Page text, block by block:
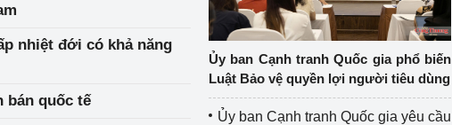
nhiệt đới có khả năng
bán quốc tế
Ủy ban Cạnh tranh Quốc gia phổ biến
Luật Bảo vệ quyền lợi người tiêu dùng
Ủy ban Cạnh tranh Quốc gia yêu cầu